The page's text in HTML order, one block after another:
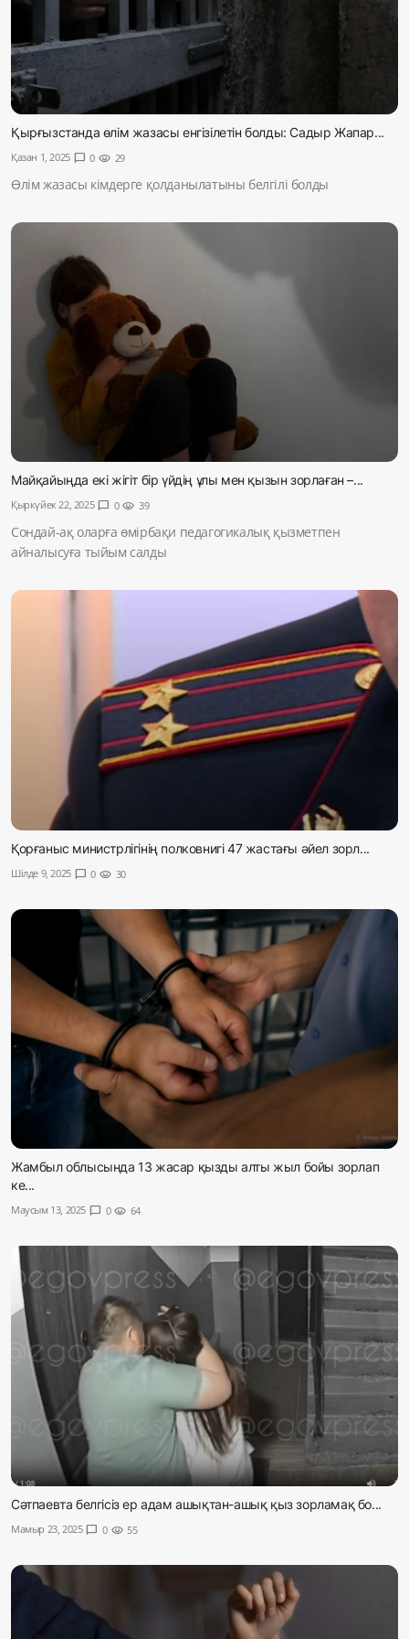
Қырғызстанда өлім жазасы енгізілетін болды: Садыр Жапар...
Қазан 1, 2025 chat_bubble 0 visibility 29
Өлім жазасы кімдерге қолданылатыны белгілі болды
Майқайыңда екі жігіт бір үйдің ұлы мен қызын зорлаған –...
Қыркүйек 22, 2025 chat_bubble 0 visibility 39
Сондай-ақ оларға өмірбақи педагогикалық қызметпен
айналысуға тыйым салды
Қорғаныс министрлігінің полковнигі 47 жастағы әйел зорл...
Шілде 9, 2025 chat_bubble 0 visibility 30
Жамбыл облысында 13 жасар қызды алты жыл бойы зорлап
ке...
Маусым 13, 2025 chat_bubble 0 visibility 64
Сәтпаевта белгісіз ер адам ашықтан-ашық қыз зорламақ бо...
Мамыр 23, 2025 chat_bubble 0 visibility 55